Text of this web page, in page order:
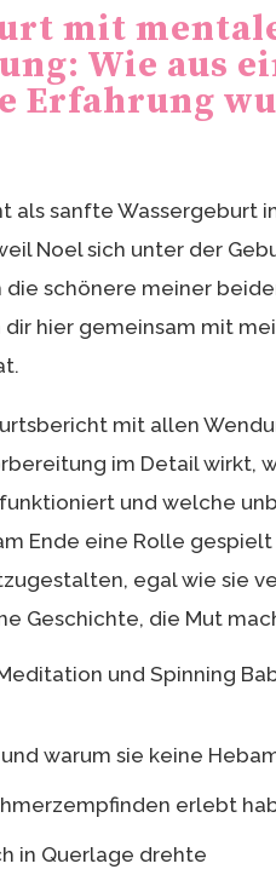
mit
Wie aus
Erfahrung
als sanfte Wassergeburt
Noel sich unter der
schönere meiner
hier gemeinsam mit
mit allen
im Detail wirkt,
und welche
Ende eine Rolle gespielt
egal wie sie
Geschichte, die Mut
und Spinning
warum sie keine
erlebt
in Querlage drehte